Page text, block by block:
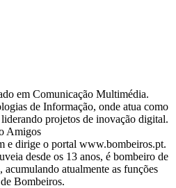
em Comunicação Multimédia.
de Informação, onde atua como
projetos de inovação digital.
Amigos
e dirige o portal www.bombeiros.pt.
desde os 13 anos, é bombeiro de
atualmente as funções
Bombeiros.